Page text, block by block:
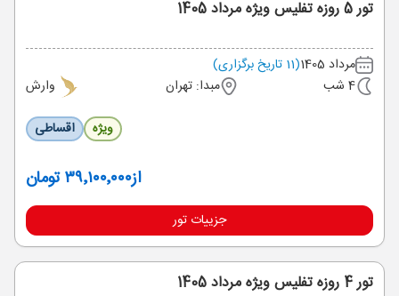
تور 5 روزه تفلیس ویژه مرداد 1405
مرداد 1405
(11 تاریخ برگزاری)
4 شب
مبدا: تهران
وارش
ویژه
اقساطی
از۳۹٬۱۰۰٬۰۰۰ تومان
جزییات تور
تور 4 روزه تفلیس ویژه مرداد 1405